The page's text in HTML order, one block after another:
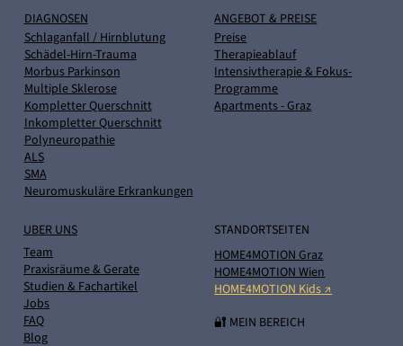
STANDORTSEITEN
HOME4MOTION Graz
HOME4MOTION Wien
HOME4MOTION Kids ↗
🔐 MEIN BEREICH
ANGEBOT & PREISE
Preise
Therapieablauf
Intensivtherapie & Fokus-
Programme
Apartments - Graz
DIAGNOSEN
Schlaganfall / Hirnblutung
Schädel-Hirn-Trauma
Morbus Parkinson
Multiple Sklerose
Kompletter Querschnitt
Inkompletter Querschnitt
Polyneuropathie
ALS
SMA
Neuromuskuläre Erkrankungen
UBER UNS
Team
Praxisräume & Gerate
Studien & Fachartikel
Jobs
FAQ
Blog